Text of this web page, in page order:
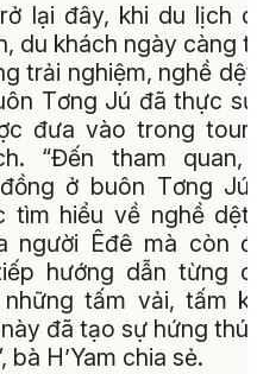
lại đây, khi du lịch
du khách ngày càng
trải nghiệm, nghề
Tơng Jú đã thực
đưa vào trong tour
“Đến tham quan,
ở buôn Tơng
tìm hiểu về nghề
người Êđê mà còn
hướng dẫn từng
tấm vải, tấm
đã tạo sự hứng
bà H’Yam chia sẻ.